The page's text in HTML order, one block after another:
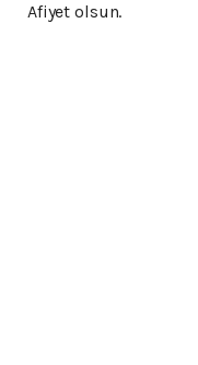
Afiyet olsun.